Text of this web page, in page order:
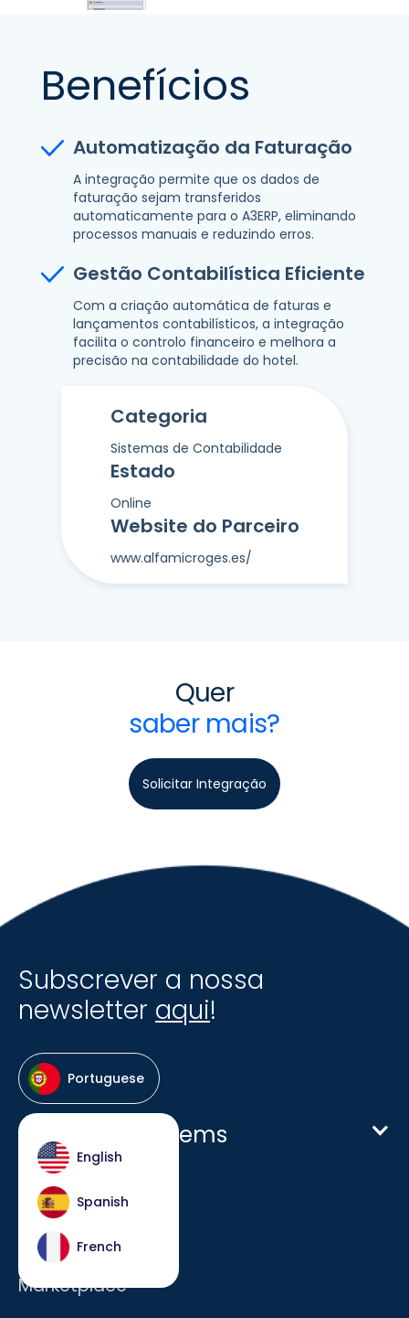
Benefícios
Automatização da Faturação
A integração permite que os dados de
faturação sejam transferidos
automaticamente para o A3ERP, eliminando
processos manuais e reduzindo erros.
Gestão Contabilística Eficiente
Com a criação automática de faturas e
lançamentos contabilísticos, a integração
facilita o controlo financeiro e melhora a
precisão na contabilidade do hotel.
Categoria
Sistemas de Contabilidade
Estado
Online
Website do Parceiro
www.alfamicroges.es/
Quer
saber mais?
Solicitar Integração
Subscrever a nossa
newsletter aqui!
Portuguese
English
Spanish
French
Host Hotel Systems
Homepage
Empresa
Carreiras
Marketplace